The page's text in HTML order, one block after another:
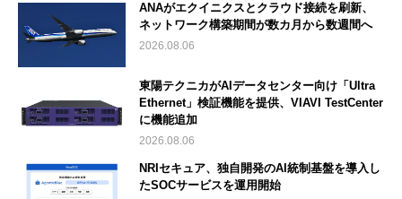
ANAがエクイニクスとクラウド接続を刷新、
ネットワーク構築期間が数カ月から数週間へ
2026.08.06
東陽テクニカがAIデータセンター向け「Ultra
Ethernet」検証機能を提供、VIAVI TestCenter
に機能追加
2026.08.06
NRIセキュア、独自開発のAI統制基盤を導入し
たSOCサービスを運用開始